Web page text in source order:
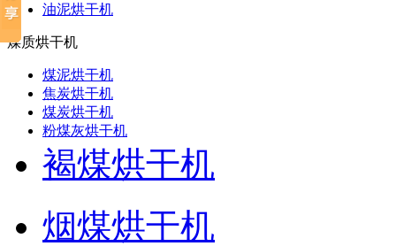
油泥烘干机
煤质烘干机
煤泥烘干机
焦炭烘干机
煤炭烘干机
粉煤灰烘干机
褐煤烘干机
烟煤烘干机